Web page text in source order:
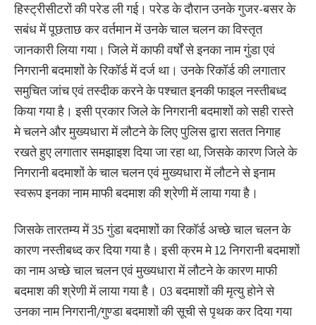
हिस्ट्रीसीटरों की परेड ली गई। परेड के दौरान उनके गुजर-बसर के
सबंध में पूछताछ कर वर्तमान में उनके चाल चलन का विस्तृत
जानकारी लिया गया। जिले में काफी वर्षों से इनका नाम गुंडा एवं
निगरानी बदमाशों के रिकॉर्ड में दर्ज था। उनके रिकॉर्ड की लगातार
समुचित जांच एवं तस्दीक करने के पश्चात इनकी फाइल नस्तीबध्द
किया गया है। इसी प्रकार जिले के निगरानी बदमाशों को सही रास्ते
मे चलने और मुख्यधारा में लौटने के लिए पुलिस द्वारा सतत निगाह
रखते हुए लगातार समझाइश दिया जा रहा था, जिसके कारण जिले के
निगरानी बदमाशों के चाल चलन एवं मुख्यधारा में लौटने से इनाम
स्वरूप इनका नाम माफी बदमाश की श्रेणी में लाया गया है।
जिसके तारतम्य में 35 गुंडा बदमाशों का रिकॉर्ड अच्छे चाल चलन के
कारण नस्तीबध्द कर दिया गया है। इसी क्रम मे 12 निगरानी बदमाशों
का नाम अच्छे चाल चलन एवं मुख्यधारा में लौटने के कारण माफी
बदमाश की श्रेणी में लाया गया है। 03 बदमाशों की मृत्यु होने से
उनका नाम निगरानी/गुण्डा बदमाशों की सूची से पृथक कर दिया गया